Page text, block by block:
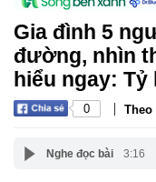
Gia đình 5
đường, nhìn
hiểu ngay: Tỷ
0 | Theo
Nghe đọc bài 3:16